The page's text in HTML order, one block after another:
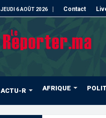
JEUDI 6 AOÛT 2026 Contact
ACTU-R AFRIQUE